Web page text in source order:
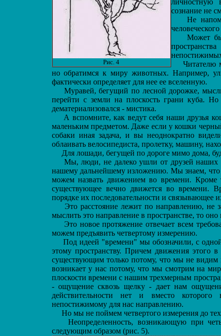
Рис. 4
личностную
сознание не
Не
Может
Читателю
но обратимся к миру животных. Например,
фактически определяет для нее ее вселенную.
Муравей, бегущий по лесной дорожке,
перейти с земли на плоскость грани куба.
дематериализовался - мистика.
А вспомните, как ведут себя наши друзья
маленьким предметом. Даже если у кошки
собаки иная задача, и вы неоднократно
облаивать велосипедиста, пролетку, машину,
Для лошади, бегущей по дороге мимо дома,
Мы, люди, не далеко ушли от друзей наших
нашему дальнейшему изложению. Мы знаем, что
можем назвать движением во времени. Кроме
существующее вечно движется во времени.
порядке их последовательности и связывающее
Это расстояние лежит по направлению, не
мыслить это направление в пространстве, то
Это новое протяжение отвечает всем
можем предъявить четвертому измерению.
Под идеей "времени" мы обозначили, с
этому пространству. Причем движения этого в
существующим только потому, что мы не видим
возникает у нас потому, что мы смотрим на
плоскости времени с нашим трехмерным
- ощущение сквозь щелку - дает нам
действительности нет и вместо которого
непостижимому для нас направлению.
Но мы не поймем четвертого измерения до
Неопределенность, возникающую при
следующим образом (рис. 5).